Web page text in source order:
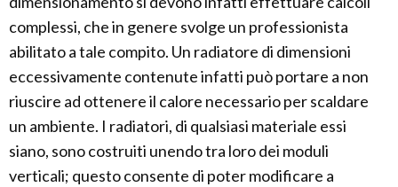
complessi, che in genere svolge un professionista
abilitato a tale compito. Un radiatore di dimensioni
eccessivamente contenute infatti può portare a non
riuscire ad ottenere il calore necessario per scaldare
un ambiente. I radiatori, di qualsiasi materiale essi
siano, sono costruiti unendo tra loro dei moduli
verticali; questo consente di poter modificare a